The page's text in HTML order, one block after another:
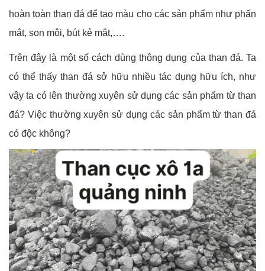
hoàn toàn than đá để tạo màu cho các sản phẩm như phấn
mắt, son môi, bút kẻ mắt,….
Trên đây là một số cách dùng thông dụng của than đá. Ta
có thể thấy than đá sở hữu nhiều tác dụng hữu ích, như
vậy ta có lên thường xuyên sử dụng các sản phẩm từ than
đá? Việc thường xuyên sử dụng các sản phẩm từ than đá
có độc không?